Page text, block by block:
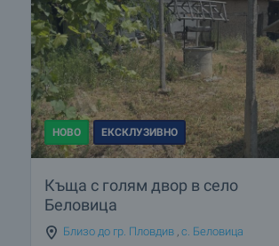
НОВО ЕКСКЛУЗИВНО
Къща с голям двор в село
Беловица
Близо до гр. Пловдив , с. Беловица